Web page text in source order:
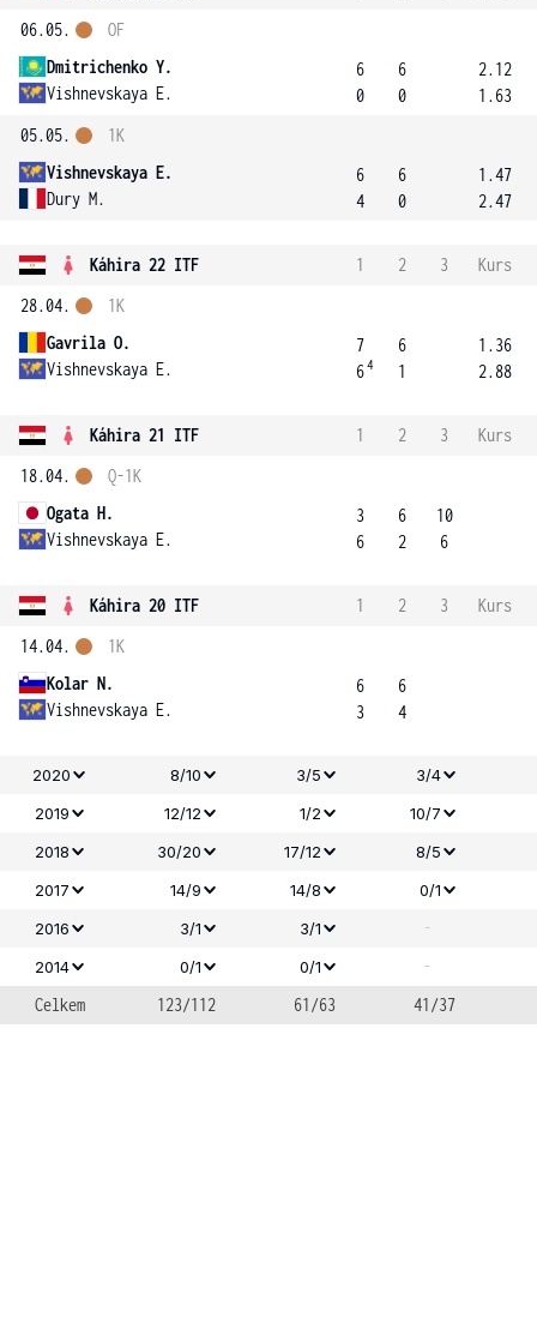
06.05.
Dmitrichenko Y.
Vishnevskaya E.
OF
6
0
6
0
2.12
1.63
05.05.
Vishnevskaya E.
Dury M.
1K
6
4
6
0
1.47
2.47
Káhira 22 ITF 1 2 3
Kurs
28.04.
Gavrila O.
Vishnevskaya E.
1K
7
64
6
1
1.36
2.88
Káhira 21 ITF 1 2 3
Kurs
18.04.
Ogata H.
Vishnevskaya E.
Q-1K
3
6
6
2
10
6
Káhira 20 ITF 1 2 3
Kurs
14.04.
Kolar N.
Vishnevskaya E.
1K
6
3
6
4
2020 8/10 3/5
3/4
2019
12/12 1/2
10/7
2018
30/20 17/12 8/5
2017
14/9 14/8
0/1
2016
3/1 3/1 -
2014 0/1 0/1
-
Celkem
123/112 61/63 41/37